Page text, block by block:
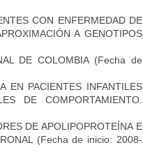
CON ENFERMEDAD DE
A GENOTIPOS
DE COLOMBIA(Fecha de
EN PACIENTES INFANTILES
DE COMPORTAMIENTO.
DE APOLIPOPROTEÍNA E
(Fecha de inicio: 2008-